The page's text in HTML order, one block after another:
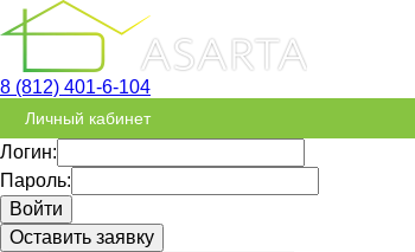
8 (812) 401-6-104
Личный кабинет
Логин:
Пароль:
Оставить заявку